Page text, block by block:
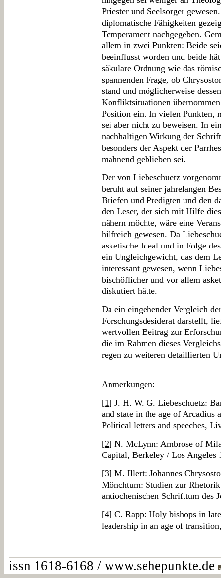
Priester und Seelsorger
diplomatische Fähigkeiten
Temperament nachgegeben.
allem in zwei Punkten: Beide
beeinflusst worden und beide
säkulare Ordnung wie das
spannenden Frage, ob
stand und möglicherweise
Konfliktsituationen
Position ein. In vielen Punkten,
sei aber nicht zu beweisen. In
nachhaltigen Wirkung der
besonders der Aspekt der
mahnend geblieben sei.
Der von Liebeschuetz
beruht auf seiner jahrelangen
Briefen und Predigten und den
den Leser, der sich mit Hilfe
nähern möchte, wäre eine
hilfreich gewesen. Da
asketische Ideal und in Folge
ein Ungleichgewicht, das dem
interessant gewesen, wenn
bischöflicher und vor allem
diskutiert hätte.
Da ein eingehender Vergleich
Forschungsdesiderat darstellt,
wertvollen Beitrag zur
die im Rahmen dieses
regen zu weiteren detaillierten
Anmerkungen:
[1] J. H. W. G. Liebeschuetz:
and state in the age of Arcadius
Political letters and speeches,
[2] N. McLynn: Ambrose of
Capital, Berkeley / Los Angeles
[3] M. Illert: Johannes
Mönchtum: Studien zur
antiochenischen Schrifttum des
[4] C. Rapp: Holy bishops in
leadership in an age of
issn 1618-6168 / www.sehepunkte.de